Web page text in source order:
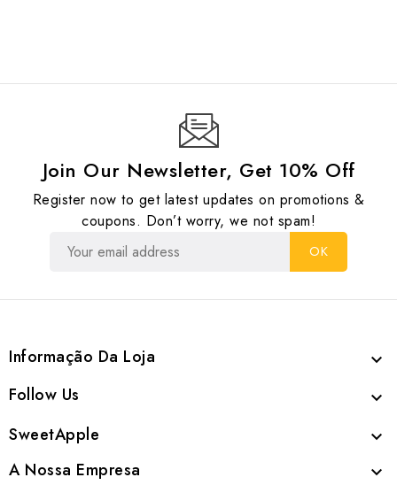
Join Our Newsletter, Get 10% Off
Register now to get latest updates on promotions &
coupons. Don’t worry, we not spam!
Informação Da Loja 
Follow Us 
SweetApple 
A Nossa Empresa 